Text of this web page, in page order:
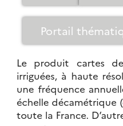
Portail
Le produit cartes
irriguées, à haute
une fréquence
échelle décamétrique
toute la France.